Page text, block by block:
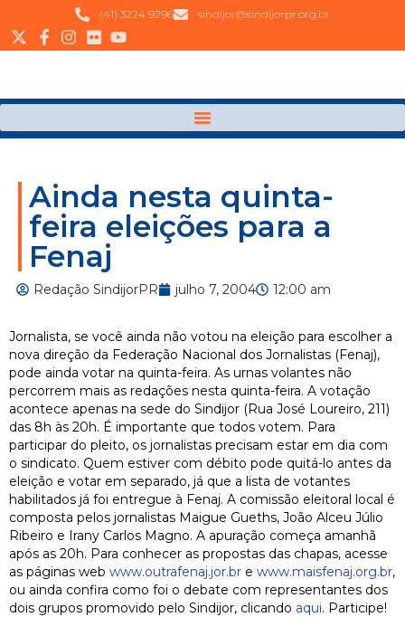
(41) 3224 9296 sindijor@sindijorpr.org.br
Ainda nesta quinta-
feira eleições para a
Fenaj
Redação SindijorPR julho 7, 2004 12:00 am
Jornalista, se você ainda não votou na eleição para escolher a
nova direção da Federação Nacional dos Jornalistas (Fenaj),
pode ainda votar na quinta-feira. As urnas volantes não
percorrem mais as redações nesta quinta-feira. A votação
acontece apenas na sede do Sindijor (Rua José Loureiro, 211)
das 8h às 20h. É importante que todos votem. Para
participar do pleito, os jornalistas precisam estar em dia com
o sindicato. Quem estiver com débito pode quitá-lo antes da
eleição e votar em separado, já que a lista de votantes
habilitados já foi entregue à Fenaj. A comissão eleitoral local é
composta pelos jornalistas Maigue Gueths, João Alceu Júlio
Ribeiro e Irany Carlos Magno. A apuração começa amanhã
após as 20h. Para conhecer as propostas das chapas, acesse
as páginas web www.outrafenaj.jor.br e www.maisfenaj.org.br,
ou ainda confira como foi o debate com representantes dos
dois grupos promovido pelo Sindijor, clicando aqui. Participe!